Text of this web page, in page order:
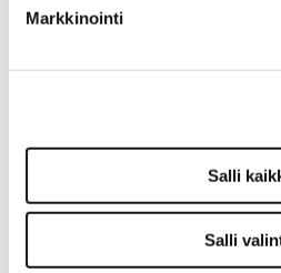
Markkinointi
Salli
Salli
Yamaha
Jääkaapit
Yamarin
Vesiurheilu
Drive lisävarusteet
Tyynyt,Patjat